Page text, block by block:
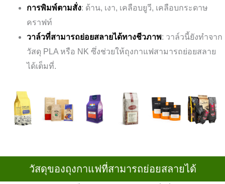
การพิมพ์ตามสั่ง: ด้าน, เงา, เคลือบยูวี, เคลือบกระดาษ
คราฟท์
วาล์วที่สามารถย่อยสลายได้ทางชีวภาพ: วาล์วนี้ยังทำจาก
วัสดุ PLA หรือ NK ซึ่งช่วยให้ถุงกาแฟสามารถย่อยสลาย
ได้เต็มที่.
วัสดุของถุงกาแฟที่สามารถย่อยสลายได้